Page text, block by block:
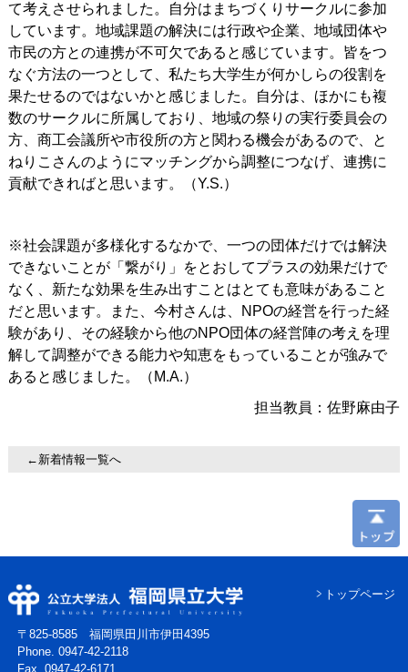
て考えさせられました。自分はまちづくりサークルに参加
しています。地域課題の解決には行政や企業、地域団体や
市民の方との連携が不可欠であると感じています。皆をつ
なぐ方法の一つとして、私たち大学生が何かしらの役割を
果たせるのではないかと感じました。自分は、ほかにも複
数のサークルに所属しており、地域の祭りの実行委員会の
方、商工会議所や市役所の方と関わる機会があるので、と
ねりこさんのようにマッチングから調整につなげ、連携に
貢献できればと思います。（Y.S.）
※社会課題が多様化するなかで、一つの団体だけでは解決
できないことが「繋がり」をとおしてプラスの効果だけで
なく、新たな効果を生み出すことはとても意味があること
だと思います。また、今村さんは、NPOの経営を行った経
験があり、その経験から他のNPO団体の経営陣の考えを理
解して調整ができる能力や知恵をもっていることが強みで
あると感じました。（M.A.）
担当教員：佐野麻由子
←新着情報一覧へ
〒825-8585 福岡県田川市伊田4395
Phone. 0947-42-2118
Fax. 0947-42-6171
トップページ